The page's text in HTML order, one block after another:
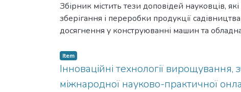
Збірник містить тези доповідей науковців,
зберігання і переробки продукції
досягнення у конструюванні машин та
університеті садівництва.
Item
Інноваційні технології
міжнародної науково-практичної